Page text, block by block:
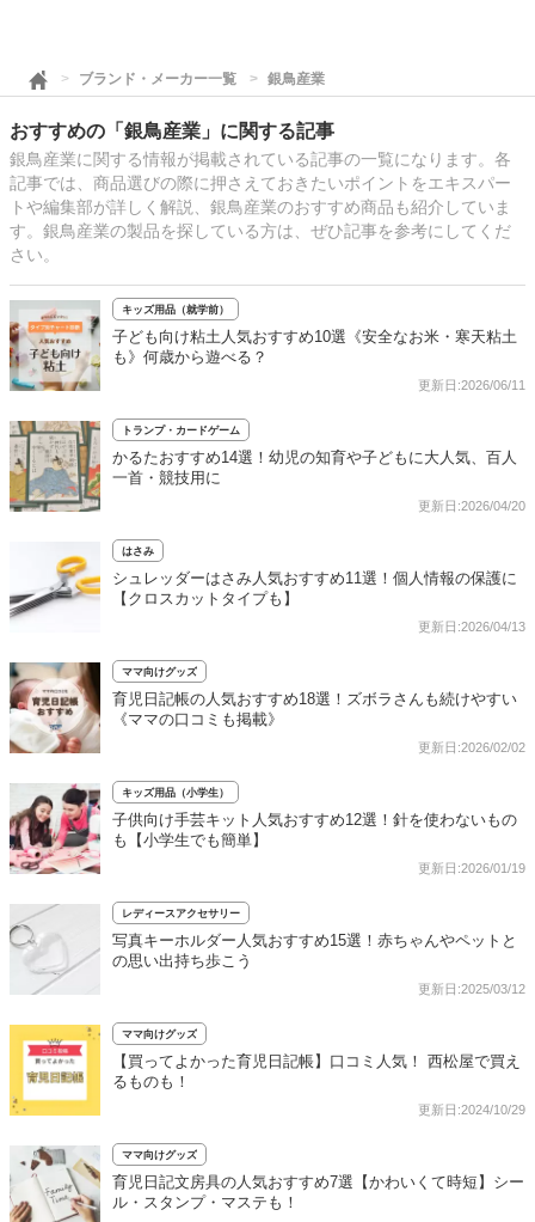
ブランド・メーカー一覧 銀鳥産業
おすすめの「銀鳥産業」に関する記事
銀鳥産業に関する情報が掲載されている記事の一覧になります。各
記事では、商品選びの際に押さえておきたいポイントをエキスパー
トや編集部が詳しく解説、銀鳥産業のおすすめ商品も紹介していま
す。銀鳥産業の製品を探している方は、ぜひ記事を参考にしてくだ
さい。
キッズ用品（就学前）
子ども向け粘土人気おすすめ10選《安全なお米・寒天粘土
も》何歳から遊べる？
更新日:2026/06/11
トランプ・カードゲーム
かるたおすすめ14選！幼児の知育や子どもに大人気、百人
一首・競技用に
更新日:2026/04/20
はさみ
シュレッダーはさみ人気おすすめ11選！個人情報の保護に
【クロスカットタイプも】
更新日:2026/04/13
ママ向けグッズ
育児日記帳の人気おすすめ18選！ズボラさんも続けやすい
《ママの口コミも掲載》
更新日:2026/02/02
キッズ用品（小学生）
子供向け手芸キット人気おすすめ12選！針を使わないもの
も【小学生でも簡単】
更新日:2026/01/19
レディースアクセサリー
写真キーホルダー人気おすすめ15選！赤ちゃんやペットと
の思い出持ち歩こう
更新日:2025/03/12
ママ向けグッズ
【買ってよかった育児日記帳】口コミ人気！ 西松屋で買え
るものも！
更新日:2024/10/29
ママ向けグッズ
育児日記文房具の人気おすすめ7選【かわいくて時短】シー
ル・スタンプ・マステも！